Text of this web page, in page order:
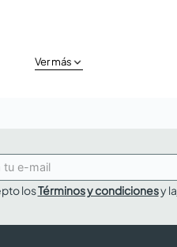
Ver más
losTérminos y condicionesy la